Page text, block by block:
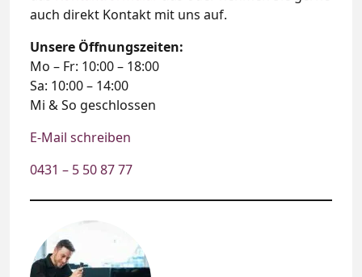
auch direkt Kontakt mit uns auf.
Unsere Öffnungszeiten:
Mo – Fr: 10:00 – 18:00
Sa: 10:00 – 14:00
Mi & So geschlossen
E-Mail schreiben
0431 – 5 50 87 77